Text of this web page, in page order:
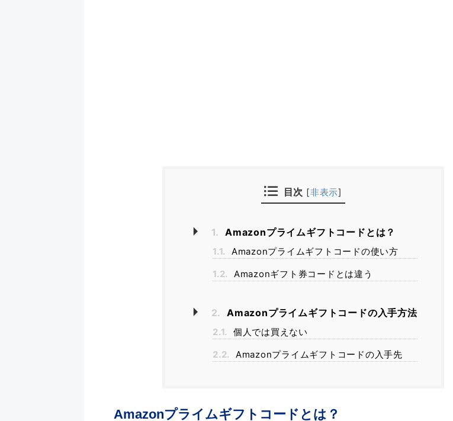
目次 [非表示]
1. Amazonプライムギフトコードとは？
1.1.
Amazonプライムギフトコードの使い方
1.2.
Amazonギフト券コードとは違う
2. Amazonプライムギフトコードの入手方法
2.1.
個人では買えない
2.2.
Amazonプライムギフトコードの入手先
Amazonプライムギフトコードとは？